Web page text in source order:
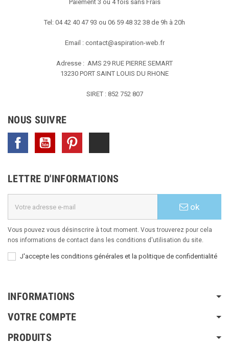
Paiement 3 ou 4 fois sans Frais
Tel: 04 42 40 47 93 ou 06 59 48 32 38 de 9h à 20h
Email : contact@aspiration-web.fr
Adresse : AMS 29 RUE PIERRE SEMART
13230 PORT SAINT LOUIS DU RHONE
SIRET : 852 752 807
NOUS SUIVRE
Facebook YouTube
LETTRE D'INFORMATIONS
ok
Vous pouvez vous désinscrire à tout moment. Vous trouverez pour cela
nos informations de contact dans les conditions d'utilisation du site.
J'accepte les conditions générales et la politique de confidentialité
INFORMATIONS
VOTRE COMPTE
PRODUITS